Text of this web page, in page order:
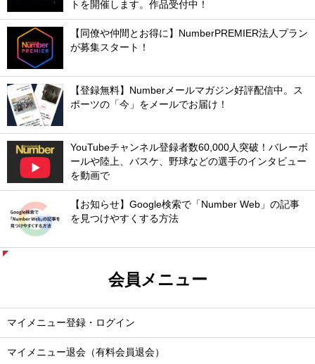
トを開催します。作品受付中！
【同僚や仲間とお得に】NumberPREMIER法人プラン
が募集スタート！
【登録無料】Numberメールマガジン好評配信中。ス
ポーツの「今」をメールでお届け！
YouTubeチャンネル登録者数60,000人突破！バレーボ
ールや陸上、バスケ、野球などの選手のインタビュー
を動画で
【お知らせ】Google検索で「Number Web」の記事
を見つけやすくする方法
会員メニュー
マイメニュー登録・ログイン
マイメニュー退会（有料会員退会）